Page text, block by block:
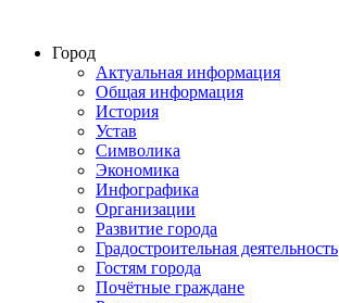
Город
Актуальная информация
Общая информация
История
Устав
Символика
Экономика
Инфографика
Организации
Развитие города
Градостроительная деятельность
Гостям города
Почётные граждане